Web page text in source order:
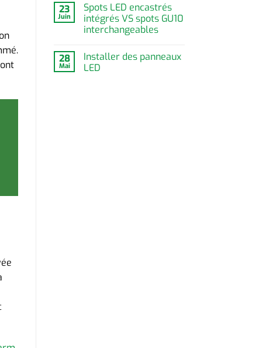
23
Juin
Spots LED encastrés
intégrés VS spots GU10
interchangeables
28
Mai
Installer des panneaux
LED